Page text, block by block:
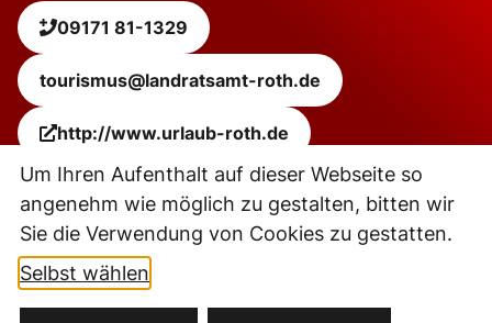
09171 81-1329
tourismus@landratsamt-roth.de
http://www.urlaub-roth.de
Leaflet |Powered by Geoapify| © OpenStreetMapcontributors
Um Ihren Aufenthalt auf dieser Webseite so
angenehm wie möglich zu gestalten, bitten wir
Sie die Verwendung von Cookies zu gestatten.
Selbst wählen